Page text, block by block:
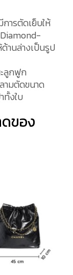
การตัดเย็บให้
านล่างเป็นรูป
ลูกฟูก
ามตัดขนาด
ทั้งใบ
ของ